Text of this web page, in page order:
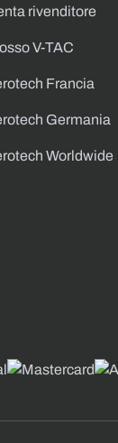
rivenditore
V-TAC
Francia
Germania
Worldwide